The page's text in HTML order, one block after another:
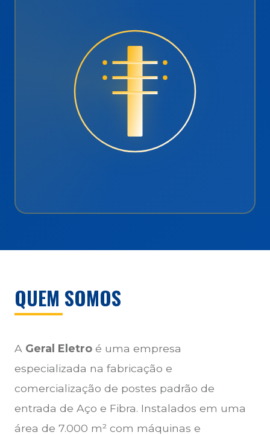
QUEM SOMOS
A Geral Eletro é uma empresa
especializada na fabricação e
comercialização de postes padrão de
entrada de Aço e Fibra. Instalados em uma
área de 7.000 m² com máquinas e